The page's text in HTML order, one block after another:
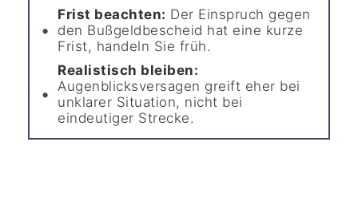
Frist beachten: Der Einspruch gegen
den Bußgeldbescheid hat eine kurze
Frist, handeln Sie früh.
Realistisch bleiben:
Augenblicksversagen greift eher bei
unklarer Situation, nicht bei
eindeutiger Strecke.